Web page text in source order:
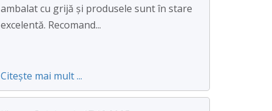
ambalat cu grijă și produsele sunt în stare
excelentă. Recomand...
Citește mai mult ...